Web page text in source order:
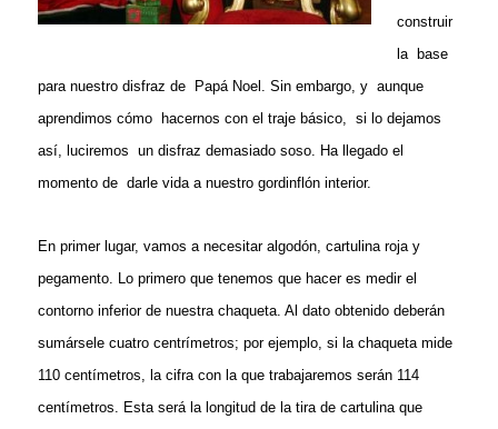
construir
la base
para nuestro disfraz de Papá Noel. Sin embargo, y aunque
aprendimos cómo hacernos con el traje básico, si lo dejamos
así, luciremos un disfraz demasiado soso. Ha llegado el
momento de darle vida a nuestro gordinflón interior.
En primer lugar, vamos a necesitar algodón, cartulina roja y
pegamento. Lo primero que tenemos que hacer es medir el
contorno inferior de nuestra chaqueta. Al dato obtenido deberán
sumársele cuatro centrímetros; por ejemplo, si la chaqueta mide
110 centímetros, la cifra con la que trabajaremos serán 114
centímetros. Esta será la longitud de la tira de cartulina que